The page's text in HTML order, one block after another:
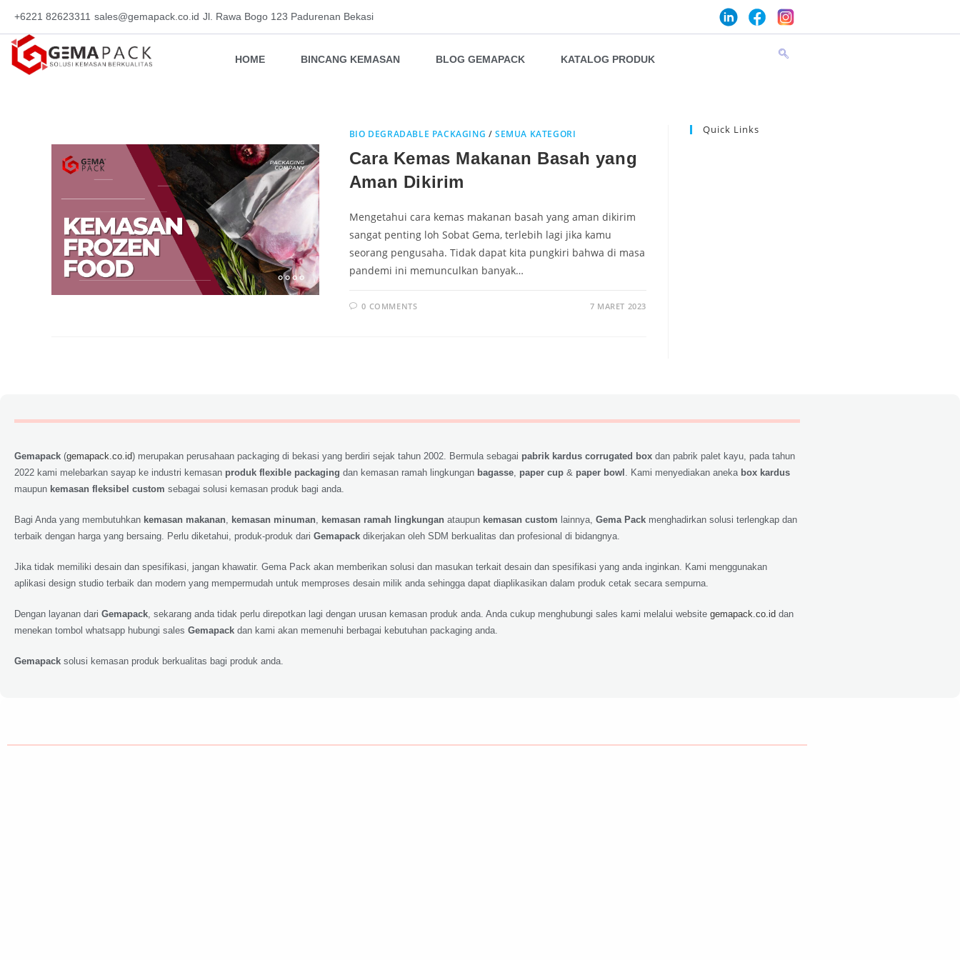
+6221 82623311 sales@gemapack.co.id Jl. Rawa Bogo 123 Padurenan Bekasi
HOME BINCANG KEMASAN BLOG GEMAPACK KATALOG PRODUK
BIO DEGRADABLE PACKAGING /SEMUA KATEGORI
Cara Kemas Makanan Basah yang
Aman Dikirim
Mengetahui cara kemas makanan basah yang aman dikirim
sangat penting loh Sobat Gema, terlebih lagi jika kamu
seorang pengusaha. Tidak dapat kita pungkiri bahwa di masa
pandemi ini memunculkan banyak…
0 COMMENTS 7 MARET 2023
Quick Links
Gemapack (gemapack.co.id) merupakan perusahaan packaging di bekasi yang berdiri sejak tahun 2002. Bermula sebagai pabrik kardus corrugated box dan pabrik palet kayu, pada tahun
2022 kami melebarkan sayap ke industri kemasan produk flexible packaging dan kemasan ramah lingkungan bagasse paper cup & paper bowl . Kami menyediakan aneka box kardus
maupun kemasan fleksibel custom sebagai solusi kemasan produk bagi anda.
Bagi Anda yang membutuhkan kemasan makanan kemasan minuman kemasan ramah lingkungan ataupun kemasan custom lainnya, Gema Pack menghadirkan solusi terlengkap dan
terbaik dengan harga yang bersaing. Perlu diketahui, produk-produk dari Gemapack dikerjakan oleh SDM berkualitas dan profesional di bidangnya.
Jika tidak memiliki desain dan spesifikasi, jangan khawatir. Gema Pack akan memberikan solusi dan masukan terkait desain dan spesifikasi yang anda inginkan. Kami menggunakan
aplikasi design studio terbaik dan modern yang mempermudah untuk memproses desain milik anda sehingga dapat diaplikasikan dalam produk cetak secara sempurna.
Dengan layanan dari Gemapack , sekarang anda tidak perlu direpotkan lagi dengan urusan kemasan produk anda. Anda cukup menghubungi sales kami melalui website gemapack.co.id dan
menekan tombol whatsapp hubungi sales Gemapack dan kami akan memenuhi berbagai kebutuhan packaging anda.
Gemapack solusi kemasan produk berkualitas bagi produk anda.